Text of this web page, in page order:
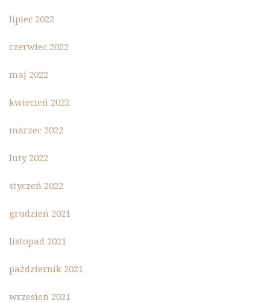
lipiec 2022
czerwiec 2022
maj 2022
kwiecień 2022
marzec 2022
luty 2022
styczeń 2022
grudzień 2021
listopad 2021
październik 2021
wrzesień 2021